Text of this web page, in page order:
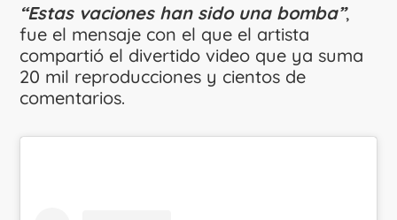
“Estas vaciones han sido una bomba”,
fue el mensaje con el que el artista
compartió el divertido video que ya suma
20 mil reproducciones y cientos de
comentarios.